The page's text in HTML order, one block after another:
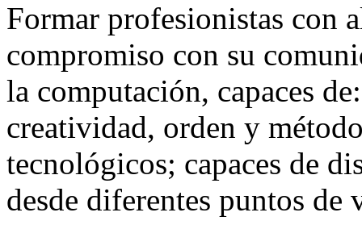
Formar profesionistas con
compromiso con su
la computación, capaces
creatividad, orden y
tecnológicos; capaces de
desde diferentes puntos